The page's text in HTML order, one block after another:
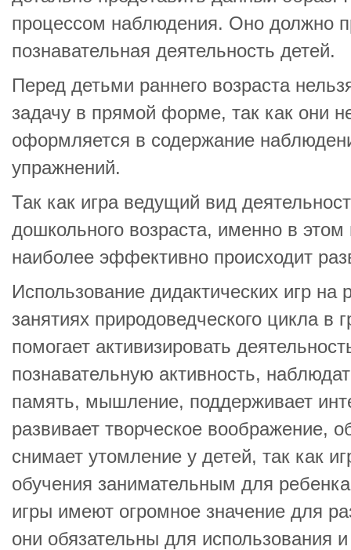
процессом наблюдения. Оно должно
познавательная деятельность детей.
Перед детьми раннего возраста
задачу в прямой форме, так как они
оформляется в содержание
упражнений.
Так как игра ведущий вид
дошкольного возраста, именно в этом
наиболее эффективно происходит
Использование дидактических игр
занятиях природоведческого цикла в
помогает активизировать
познавательную активность,
память, мышление, поддерживает
развивает творческое воображение,
снимает утомление у детей, так как
обучения занимательным для
игры имеют огромное значение для
они обязательны для использования